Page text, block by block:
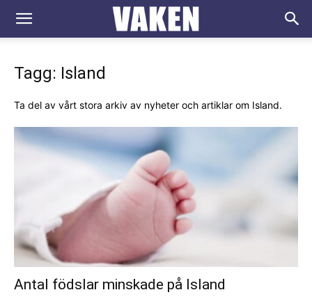
VAKEN.se
Tagg: Island
Ta del av vårt stora arkiv av nyheter och artiklar om Island.
Antal födslar minskade på Island